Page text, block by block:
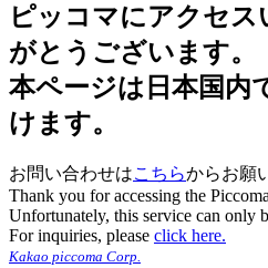
ピッコマにアクセス
がとうございます。
本ページは日本国内
けます。
お問い合わせはこちらからお願
Thank you for accessing the
Unfortunately, this service can only
For inquiries, please click here.
Kakao piccoma Corp.